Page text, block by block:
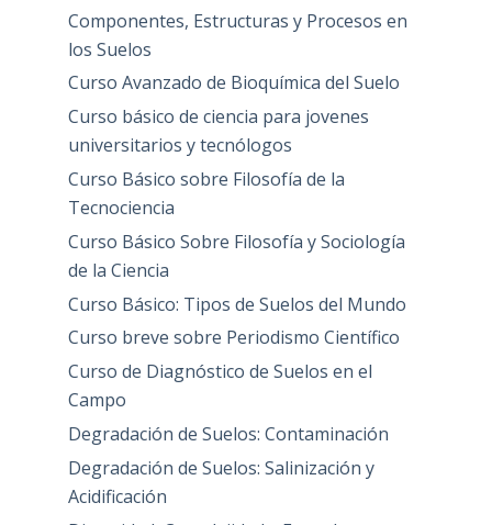
Componentes, Estructuras y Procesos en
los Suelos
Curso Avanzado de Bioquímica del Suelo
Curso básico de ciencia para jovenes
universitarios y tecnólogos
Curso Básico sobre Filosofía de la
Tecnociencia
Curso Básico Sobre Filosofía y Sociología
de la Ciencia
Curso Básico: Tipos de Suelos del Mundo
Curso breve sobre Periodismo Científico
Curso de Diagnóstico de Suelos en el
Campo
Degradación de Suelos: Contaminación
Degradación de Suelos: Salinización y
Acidificación